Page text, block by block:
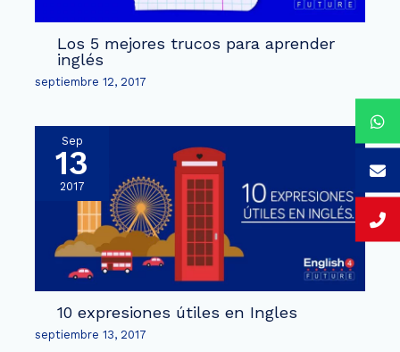
Los 5 mejores trucos para aprender
inglés
septiembre 12, 2017
Sep
13
2017
10 expresiones útiles en Ingles
septiembre 13, 2017